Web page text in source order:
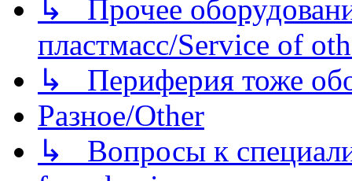
↳ Прочее
пластмасс/Service of
↳ Периферия тоже
Разное/Other
↳ Вопросы к